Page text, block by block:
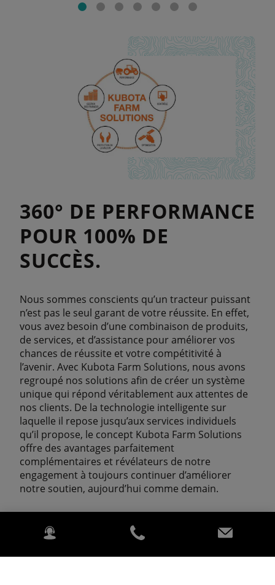
360° DE PERFORMANCE
POUR 100% DE
SUCCÈS.
Nous sommes conscients qu’un tracteur puissant
n’est pas le seul garant de votre réussite. En effet,
vous avez besoin d’une combinaison de produits,
de services, et d’assistance pour améliorer vos
chances de réussite et votre compétitivité à
l’avenir. Avec Kubota Farm Solutions, nous avons
regroupé nos solutions afin de créer un système
unique qui répond véritablement aux attentes de
nos clients. De la technologie intelligente sur
laquelle il repose jusqu’aux services individuels
qu’il propose, le concept Kubota Farm Solutions
offre des avantages parfaitement
complémentaires et révélateurs de notre
engagement à toujours continuer d’améliorer
notre soutien, aujourd’hui comme demain.